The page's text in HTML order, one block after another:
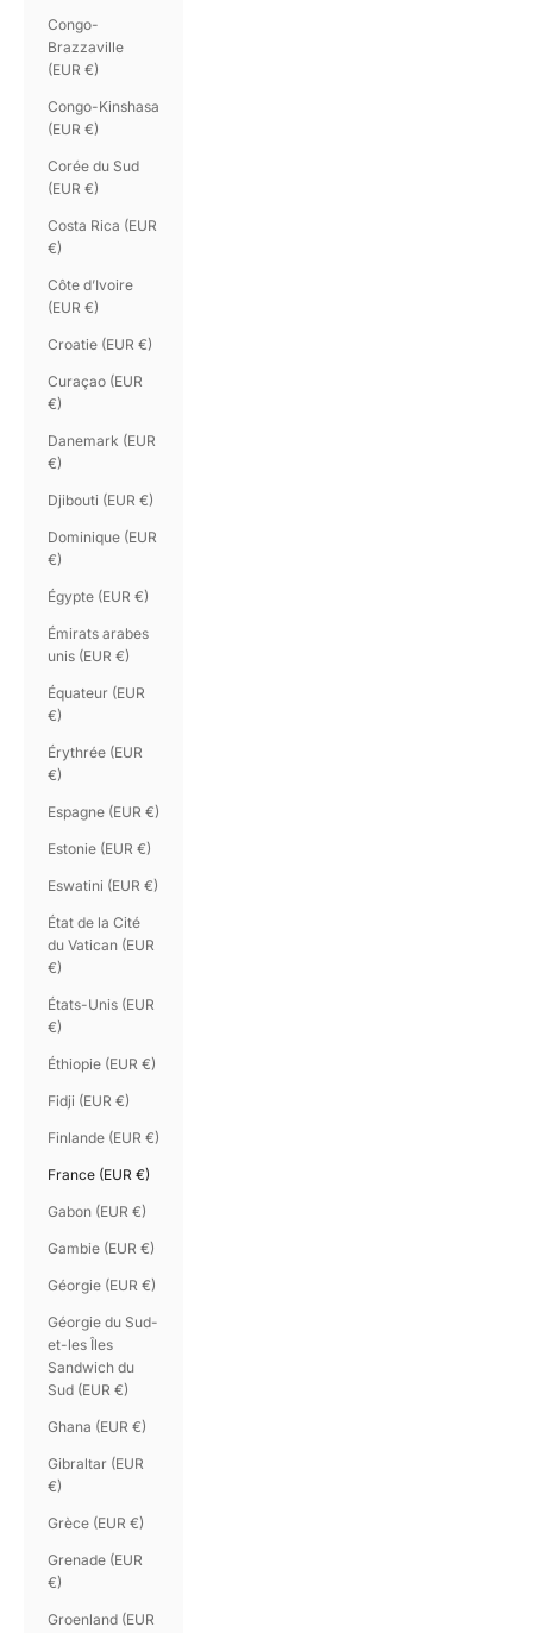
Congo-
Brazzaville
(EUR €)
Congo-Kinshasa
(EUR €)
Corée du Sud
(EUR €)
Costa Rica (EUR
€)
Côte d’Ivoire
(EUR €)
Croatie (EUR €)
Curaçao (EUR
€)
Danemark (EUR
€)
Djibouti (EUR €)
Dominique (EUR
€)
Égypte (EUR €)
Émirats arabes
unis (EUR €)
Équateur (EUR
€)
Érythrée (EUR
€)
Espagne (EUR €)
Estonie (EUR €)
Eswatini (EUR €)
État de la Cité
du Vatican (EUR
€)
États-Unis (EUR
€)
Éthiopie (EUR €)
Fidji (EUR €)
Finlande (EUR €)
France (EUR €)
Gabon (EUR €)
Gambie (EUR €)
Géorgie (EUR €)
Géorgie du Sud-
et-les Îles
Sandwich du
Sud (EUR €)
Ghana (EUR €)
Gibraltar (EUR
€)
Grèce (EUR €)
Grenade (EUR
€)
Groenland (EUR